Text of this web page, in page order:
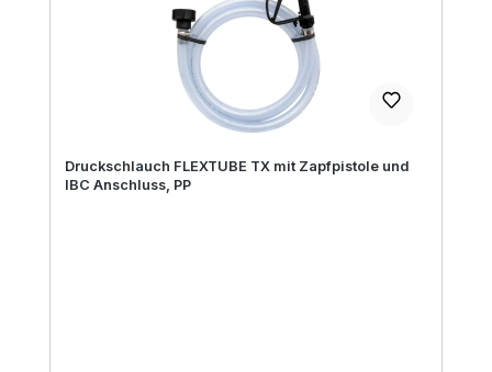
Druckschlauch FLEXTUBE TX mit Zapfpistole und
IBC Anschluss, PP